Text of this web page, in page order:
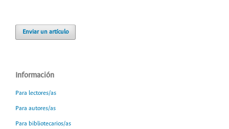
Enviar un artículo
Información
Para lectores/as
Para autores/as
Para bibliotecarios/as